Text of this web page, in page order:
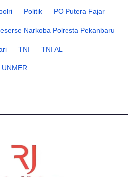
Politik PO Putera Fajar
Narkoba Polresta Pekanbaru
TNI TNI AL
UNMER